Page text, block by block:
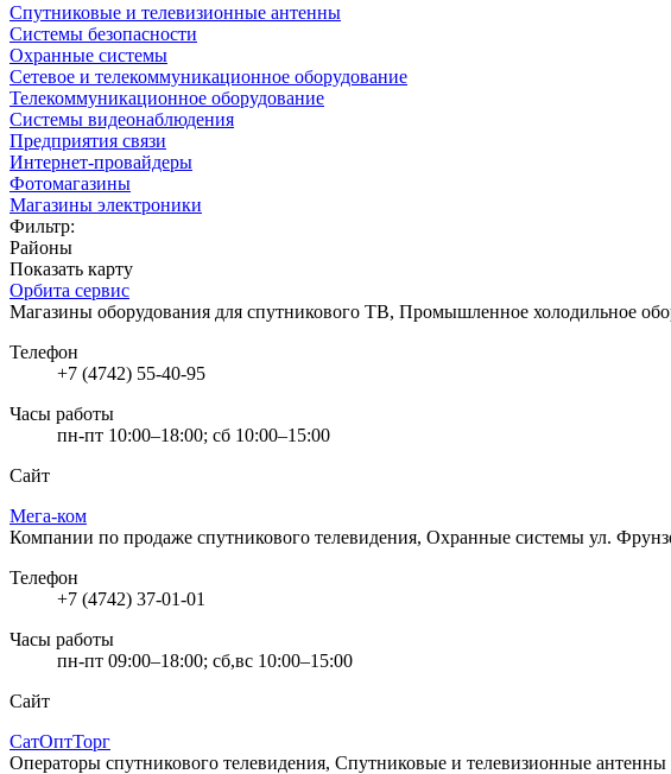
Спутниковые и телевизионные антенны
Системы безопасности
Охранные системы
Сетевое и телекоммуникационное оборудование
Телекоммуникационное оборудование
Системы видеонаблюдения
Предприятия связи
Интернет-провайдеры
Фотомагазины
Магазины электроники
Фильтр:
Районы
Показать карту
Орбита сервис
Магазины оборудования для спутникового ТВ, Промышленное холодильное
Телефон
+7 (4742) 55-40-95
Часы работы
пн-пт 10:00–18:00; сб 10:00–15:00
Сайт
Мега-ком
Компании по продаже спутникового телевидения, Охранные системы ул.
Телефон
+7 (4742) 37-01-01
Часы работы
пн-пт 09:00–18:00; сб,вс 10:00–15:00
Сайт
СатОптТорг
Операторы спутникового телевидения, Спутниковые и телевизионные антенны